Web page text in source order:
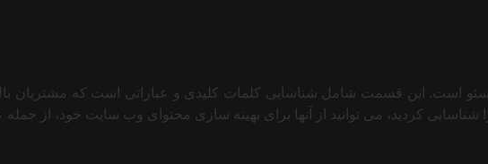
است. این قسمت شامل شناسایی کلمات کلیدی و عباراتی است که مشتریان
شناسایی کردید، می توانید از آنها برای بهینه سازی محتوای وب سایت خود، از